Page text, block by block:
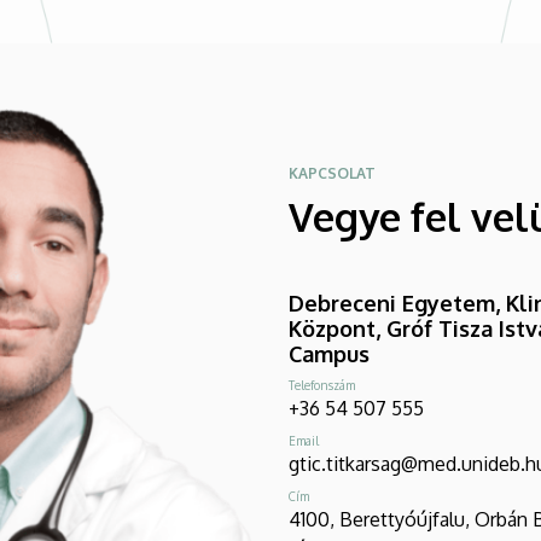
KAPCSOLAT
Vegye fel
Debreceni Egyetem,
Központ, Gróf Tisza
Campus
Telefonszám
+36 54 507 555
Email
Cím
4100, Berettyóújfalu, Orbán